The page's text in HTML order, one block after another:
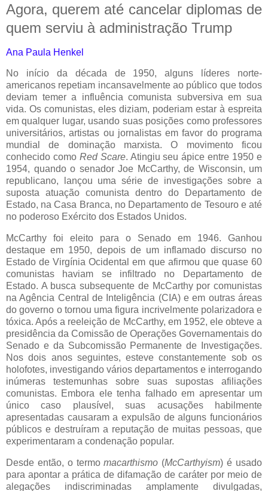
Agora, querem até cancelar diplomas de
quem serviu à administração Trump
Ana Paula Henkel
No início da década de 1950, alguns líderes norte-
americanos repetiam incansavelmente ao público que todos
deviam temer a influência comunista subversiva em sua
vida. Os comunistas, eles diziam, poderiam estar à espreita
em qualquer lugar, usando suas posições como professores
universitários, artistas ou jornalistas em favor do programa
mundial de dominação marxista. O movimento ficou
conhecido como Red Scare. Atingiu seu ápice entre 1950 e
1954, quando o senador Joe McCarthy, de Wisconsin, um
republicano, lançou uma série de investigações sobre a
suposta atuação comunista dentro do Departamento de
Estado, na Casa Branca, no Departamento de Tesouro e até
no poderoso Exército dos Estados Unidos.
McCarthy foi eleito para o Senado em 1946. Ganhou
destaque em 1950, depois de um inflamado discurso no
Estado de Virgínia Ocidental em que afirmou que quase 60
comunistas haviam se infiltrado no Departamento de
Estado. A busca subsequente de McCarthy por comunistas
na Agência Central de Inteligência (CIA) e em outras áreas
do governo o tornou uma figura incrivelmente polarizadora e
tóxica. Após a reeleição de McCarthy, em 1952, ele obteve a
presidência da Comissão de Operações Governamentais do
Senado e da Subcomissão Permanente de Investigações.
Nos dois anos seguintes, esteve constantemente sob os
holofotes, investigando vários departamentos e interrogando
inúmeras testemunhas sobre suas supostas afiliações
comunistas. Embora ele tenha falhado em apresentar um
único caso plausível, suas acusações habilmente
apresentadas causaram a expulsão de alguns funcionários
públicos e destruíram a reputação de muitas pessoas, que
experimentaram a condenação popular.
Desde então, o termomacarthismo (McCarthyism) é usado
para apontar a prática de difamação de caráter por meio de
alegações indiscriminadas amplamente divulgadas,